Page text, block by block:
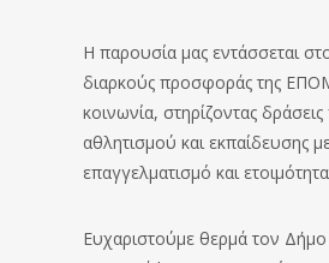
Η παρουσία μας εντάσσεται
διαρκούς προσφοράς της
κοινωνία, στηρίζοντας
αθλητισμού και εκπαίδευσης
επαγγελματισμό και
Ευχαριστούμε θερμά τον